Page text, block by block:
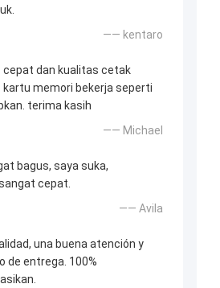
—— kentaro
cepat dan kualitas cetak
kartu memori bekerja seperti
terima kasih
—— Michael
bagus, saya suka,
cepat.
—— Avila
una buena atención y
de entrega. 100%